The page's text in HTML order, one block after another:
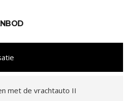
met de vrachtauto II